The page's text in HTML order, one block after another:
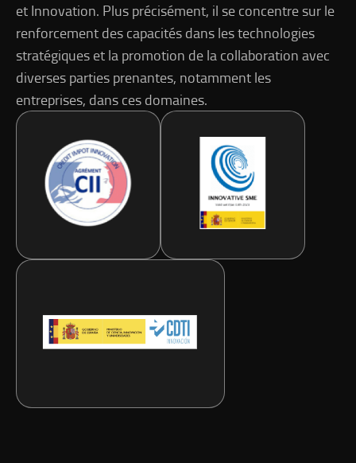
et Innovation. Plus précisément, il se concentre sur le
renforcement des capacités dans les technologies
stratégiques et la promotion de la collaboration avec
diverses parties prenantes, notamment les
entreprises, dans ces domaines.